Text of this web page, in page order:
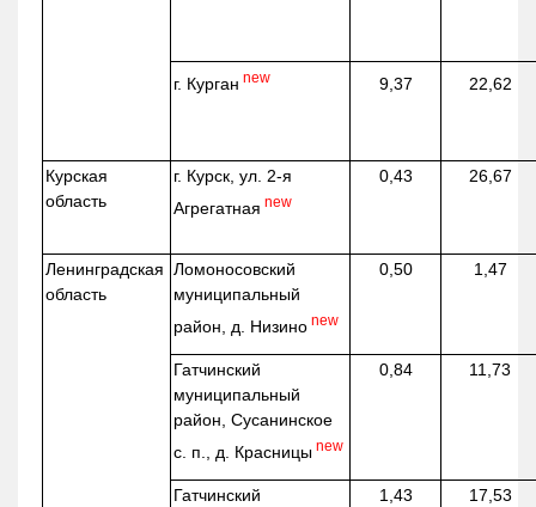
г. Курган new 9,37 22,62
Курская
область
г. Курск, ул. 2-я
Агрегатная new
0,43 26,67
Ленинградская
область
Ломоносовский
муниципальный
район, д. Низино new
0,50 1,47
Гатчинский
муниципальный
район, Сусанинское
с. п., д. Красницы new
0,84 11,73
Гатчинский
1,43 17,53